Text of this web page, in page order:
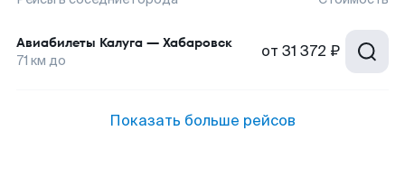
Авиабилеты Калуга — Хабаровск
71 км до от 31 372 ₽
Показать больше рейсов